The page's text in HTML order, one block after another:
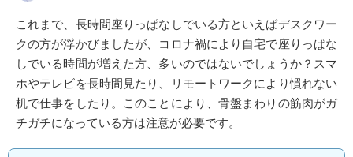
これまで、長時間座りっぱなしでいる方といえばデスクワー
クの方が浮かびましたが、コロナ禍により自宅で座りっぱな
しでいる時間が増えた方、多いのではないでしょうか？スマ
ホやテレビを長時間見たり、リモートワークにより慣れない
机で仕事をしたり。このことにより、骨盤まわりの筋肉がガ
チガチになっている方は注意が必要です。